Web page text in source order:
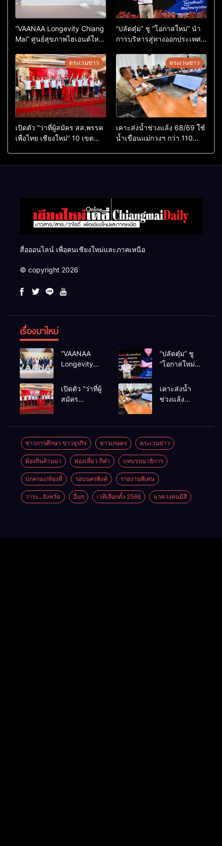
“VAANAA Longevity Chiang
Mai” ศูนย์สุขภาพไฮเอนต์ใหญ่
“ปลัดตุ๋ม” ชู “โอกาสใหม่” นำ
การบริหารสู่ทางออกประเทศ
ตระเวนข่าว
เปิดตัว “ว่าที่ผู้สมัคร สส.พรรค
เพื่อไทย เชียงใหม่” 10 เขต
ตระเวนข่าว
เคาะส่งน้ำช่วงแล้ง 68/69 ใช้
น้ำเขื่อนแม่กวงฯ กว่า 110
สื่อออนไลน์ เพื่อคนเชียงใหม่และภาคเหนือ
© copyright 2026
เรื่องมาใหม่
“VAANAA
Longevity
ศูนย์สุขภาพ
ไฮเอนต์ใหญ่
“ปลัดตุ๋ม” ชู
“โอกาสใหม่”
สู่ทางออก
ประเทศ ไม่ใช่
เปิดตัว “ว่าที่ผู้
สมัคร
เขตครบ ย้ำจะ
กลับมาทวง
เก้าอี้คืน
เคาะส่งน้ำ
ช่วงแล้ง
ลบ.ม. ให้
เกษตรกว่า 1
แสนไร่
ข่าวการศึกษา ข่าวธุรกิจ ข่าวเกษตร ตระเวนข่าว
ท้องถิ่นล้านนา ท่องเที่ยว กีฬา บทบรรณาธิการ
ปกครอง/ท้องที่ รอบนครพิงค์ รายงานพิเศษ
วาระ...จังหวัด อื่นๆ เวทีเลือกตั้ง 2566 แวดวงคนมีสี